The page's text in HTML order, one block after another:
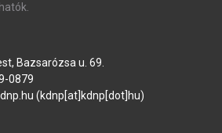
Bazsarózsa u. 69.
0879
.hu (kdnp[at]kdnp[dot]hu)